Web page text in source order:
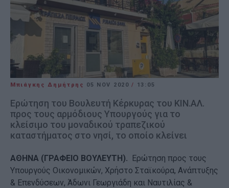
Μπιάγκης Δημήτρης 05 NOV 2020/ 13:05
Ερώτηση του Βουλευτή Κέρκυρας του ΚΙΝ.ΑΛ.
προς τους αρμόδιους Υπουργούς για το
κλείσιμο του μοναδικού τραπεζικού
καταστήματος στο νησί, το οποίο κλείνει
ΑΘΗΝΑ (ΓΡΑΦΕΙΟ ΒΟΥΛΕΥΤΗ). Ερώτηση προς τους
Υπουργούς Οικονομικών, Χρήστο Σταϊκούρα, Ανάπτυξης
& Επενδύσεων, Άδωνι Γεωργιάδη και Ναυτιλίας &